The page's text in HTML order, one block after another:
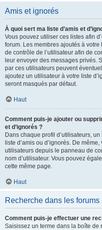
Amis et ignorés
À quoi sert ma liste d’amis et
Vous pouvez utiliser ces listes afin
forum. Les membres ajoutés à
de contrôle de l’utilisateur afin de
leur envoyer des messages privés.
par ces utilisateurs peuvent
ajoutez un utilisateur à votre liste
seront masqués par défaut.
Haut
Comment puis-je ajouter ou
et d’ignorés ?
Dans chaque profil d’utilisateurs,
liste d’amis ou d’ignorés. De
utilisateurs depuis le panneau de
nom d’utilisateur. Vous pouvez
cette même page.
Haut
Recherche dans les forums
Comment puis-je effectuer une
Saisissez un terme dans la boîte de